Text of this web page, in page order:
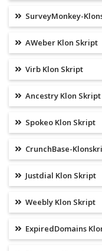
SurveyMonkey-
AWeber Klon Skript
Virb Klon Skript
Ancestry Klon Skript
Spokeo Klon Skript
CrunchBase-
Justdial Klon Skript
Weebly Klon Skript
ExpiredDomains